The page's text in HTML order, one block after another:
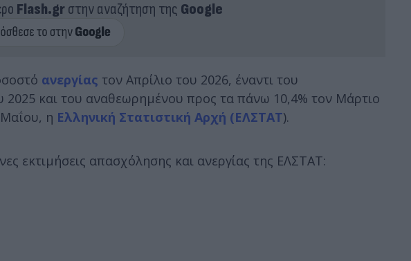
Flash.grστην αναζήτηση της Google
ανεργίας τον Απρίλιο του 2026, έναντι του
και του αναθεωρημένου προς τα πάνω 10,4% τον Μάρτιο
η Ελληνική Στατιστική Αρχή (ΕΛΣΤΑΤ).
εκτιμήσεις απασχόλησης και ανεργίας της ΕΛΣΤΑΤ: